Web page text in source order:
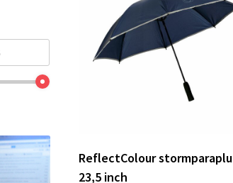
ReflectColour stormparaplu
23,5 inch